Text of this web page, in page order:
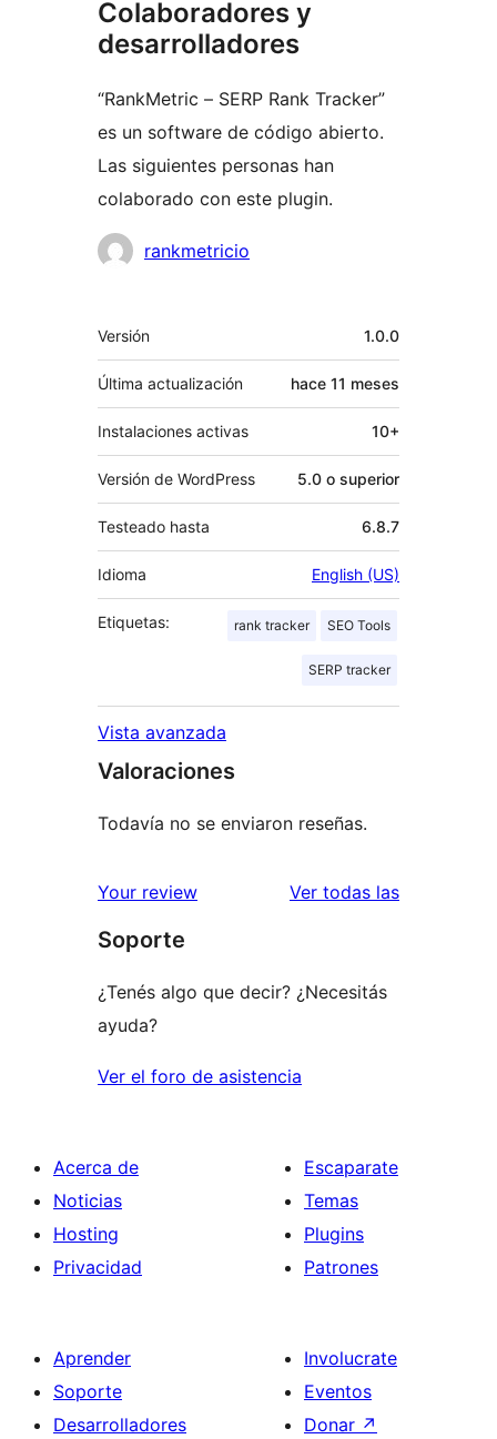
Colaboradores y
desarrolladores
“RankMetric – SERP Rank Tracker”
es un software de código abierto.
Las siguientes personas han
colaborado con este plugin.
Colaboradores
rankmetricio
Meta
Versión 1.0.0
Última actualización hace 11 meses
Instalaciones activas 10+
Versión de WordPress 5.0 o superior
Testeado hasta 6.8.7
Idioma English (US)
Etiquetas: rank tracker SEO Tools
SERP tracker
Vista avanzada
Valoraciones
Todavía no se enviaron reseñas.
Your review Ver todas lasreseñas
Soporte
¿Tenés algo que decir? ¿Necesitás
ayuda?
Ver el foro de asistencia
Acerca de
Noticias
Hosting
Privacidad
Escaparate
Temas
Plugins
Patrones
Aprender
Soporte
Desarrolladores
Involucrate
Eventos
Donar ↗